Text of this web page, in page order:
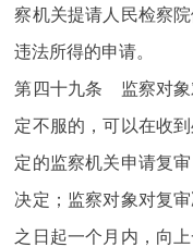
察机关提请人民检察
违法所得的申请。
第四十九条 监察对象
定不服的，可以在收
定的监察机关申请复
决定；监察对象对复
之日起一个月内，向